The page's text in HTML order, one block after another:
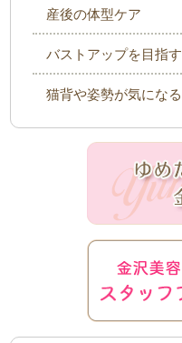
産後の体型ケア
バストアップを目指す
猫背や姿勢が気になる